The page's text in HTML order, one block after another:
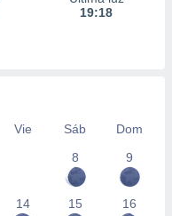
19:18
Vie Sáb
Dom
8
9
14 15 16